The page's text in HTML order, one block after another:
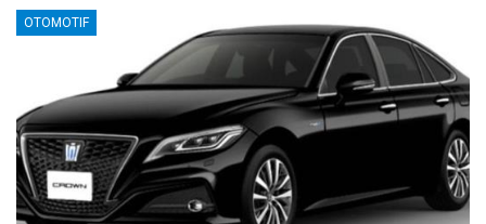
OTOMOTIF